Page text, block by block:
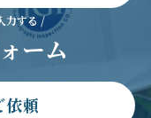
力する /
ーム
依頼